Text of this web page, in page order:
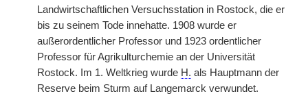
Landwirtschaftlichen Versuchsstation in Rostock, die er
bis zu seinem Tode innehatte. 1908 wurde er
außerordentlicher Professor und 1923 ordentlicher
Professor für Agrikulturchemie an der Universität
Rostock. Im 1. Weltkrieg wurde H. als Hauptmann der
Reserve beim Sturm auf Langemarck verwundet.